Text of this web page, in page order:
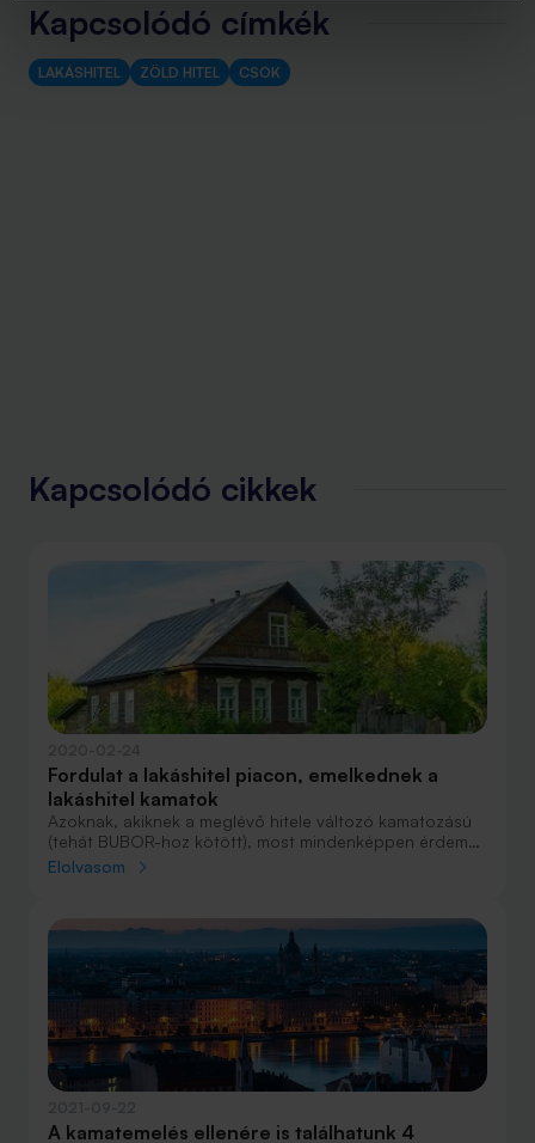
Kapcsolódó címkék
LAKÁSHITEL ZÖLD HITEL CSOK
Kapcsolódó cikkek
Fordulat a lakáshitel piacon, emelkednek a
lakáshitel kamatok
Azoknak, akiknek a meglévő hitele változó kamatozású
(tehát BUBOR-hoz kötött), most mindenképpen érdemes
megfontolni a hitelkiváltást. A BUBOR értéke ugyanis a
kamatát jelentősen megnövelheti.
Elolvasom
A kamatemelés ellenére is találhatunk 4